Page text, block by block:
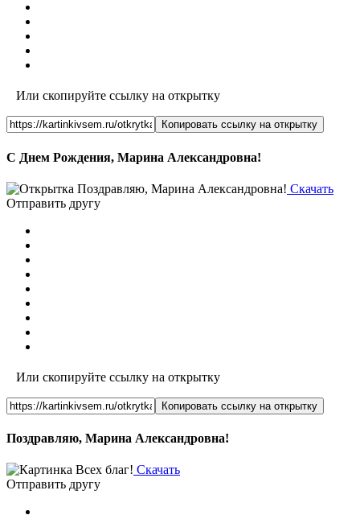
Или скопируйте ссылку на открытку
Копировать ссылку на открытку
С Днем Рождения, Марина Александровна!
Скачать
Отправить другу
Или скопируйте ссылку на открытку
Копировать ссылку на открытку
Поздравляю, Марина Александровна!
Скачать
Отправить другу